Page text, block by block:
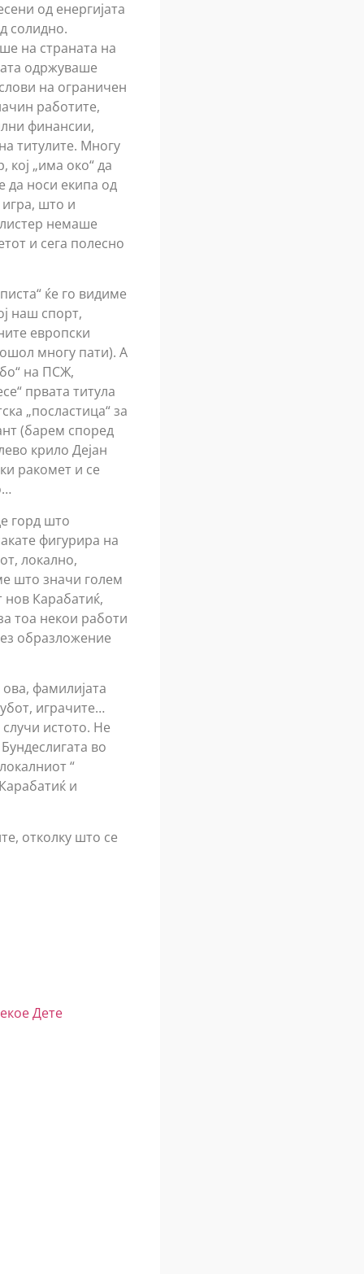
од енергијата
солидно.
на страната на
одржуваше
на ограничен
работите,
финансии,
титулите. Многу
кој „има око“ да
да носи екипа од
игра, што и
немаше
и сега полесно
ќе го видиме
наш спорт,
европски
многу пати). А
на ПСЖ,
првата титула
„посластица“ за
(барем според
крило Дејан
ракомет и се
горд што
фигурира на
локално,
што значи голем
нов Карабатиќ,
тоа некои работи
образложение
фамилијата
играчите…
истото. Не
во
“
и
отколку што се
Дете